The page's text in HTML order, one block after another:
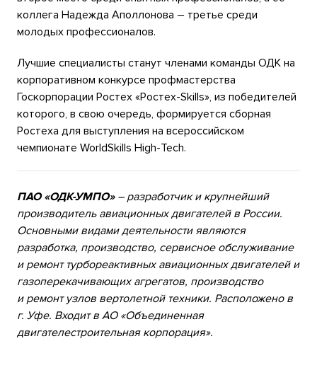
коллега Надежда Аполлонова – третье среди
молодых профессионалов.
Лучшие специалисты станут членами команды ОДК на
корпоративном конкурсе профмастерства
Госкорпорации Ростех «Ростех-Skills», из победителей
которого, в свою очередь, формируется сборная
Ростеха для выступления на всероссийском
чемпионате WorldSkills High-Tech.
ПАО «ОДК-УМПО» – разработчик и крупнейший
производитель авиационных двигателей в России.
Основными видами деятельности являются
разработка, производство, сервисное обслуживание
и ремонт турбореактивных авиационных двигателей и
газоперекачивающих агрегатов, производство
и ремонт узлов вертолетной техники. Расположено в
г. Уфе. Входит в АО «Объединенная
двигателестроительная корпорация».